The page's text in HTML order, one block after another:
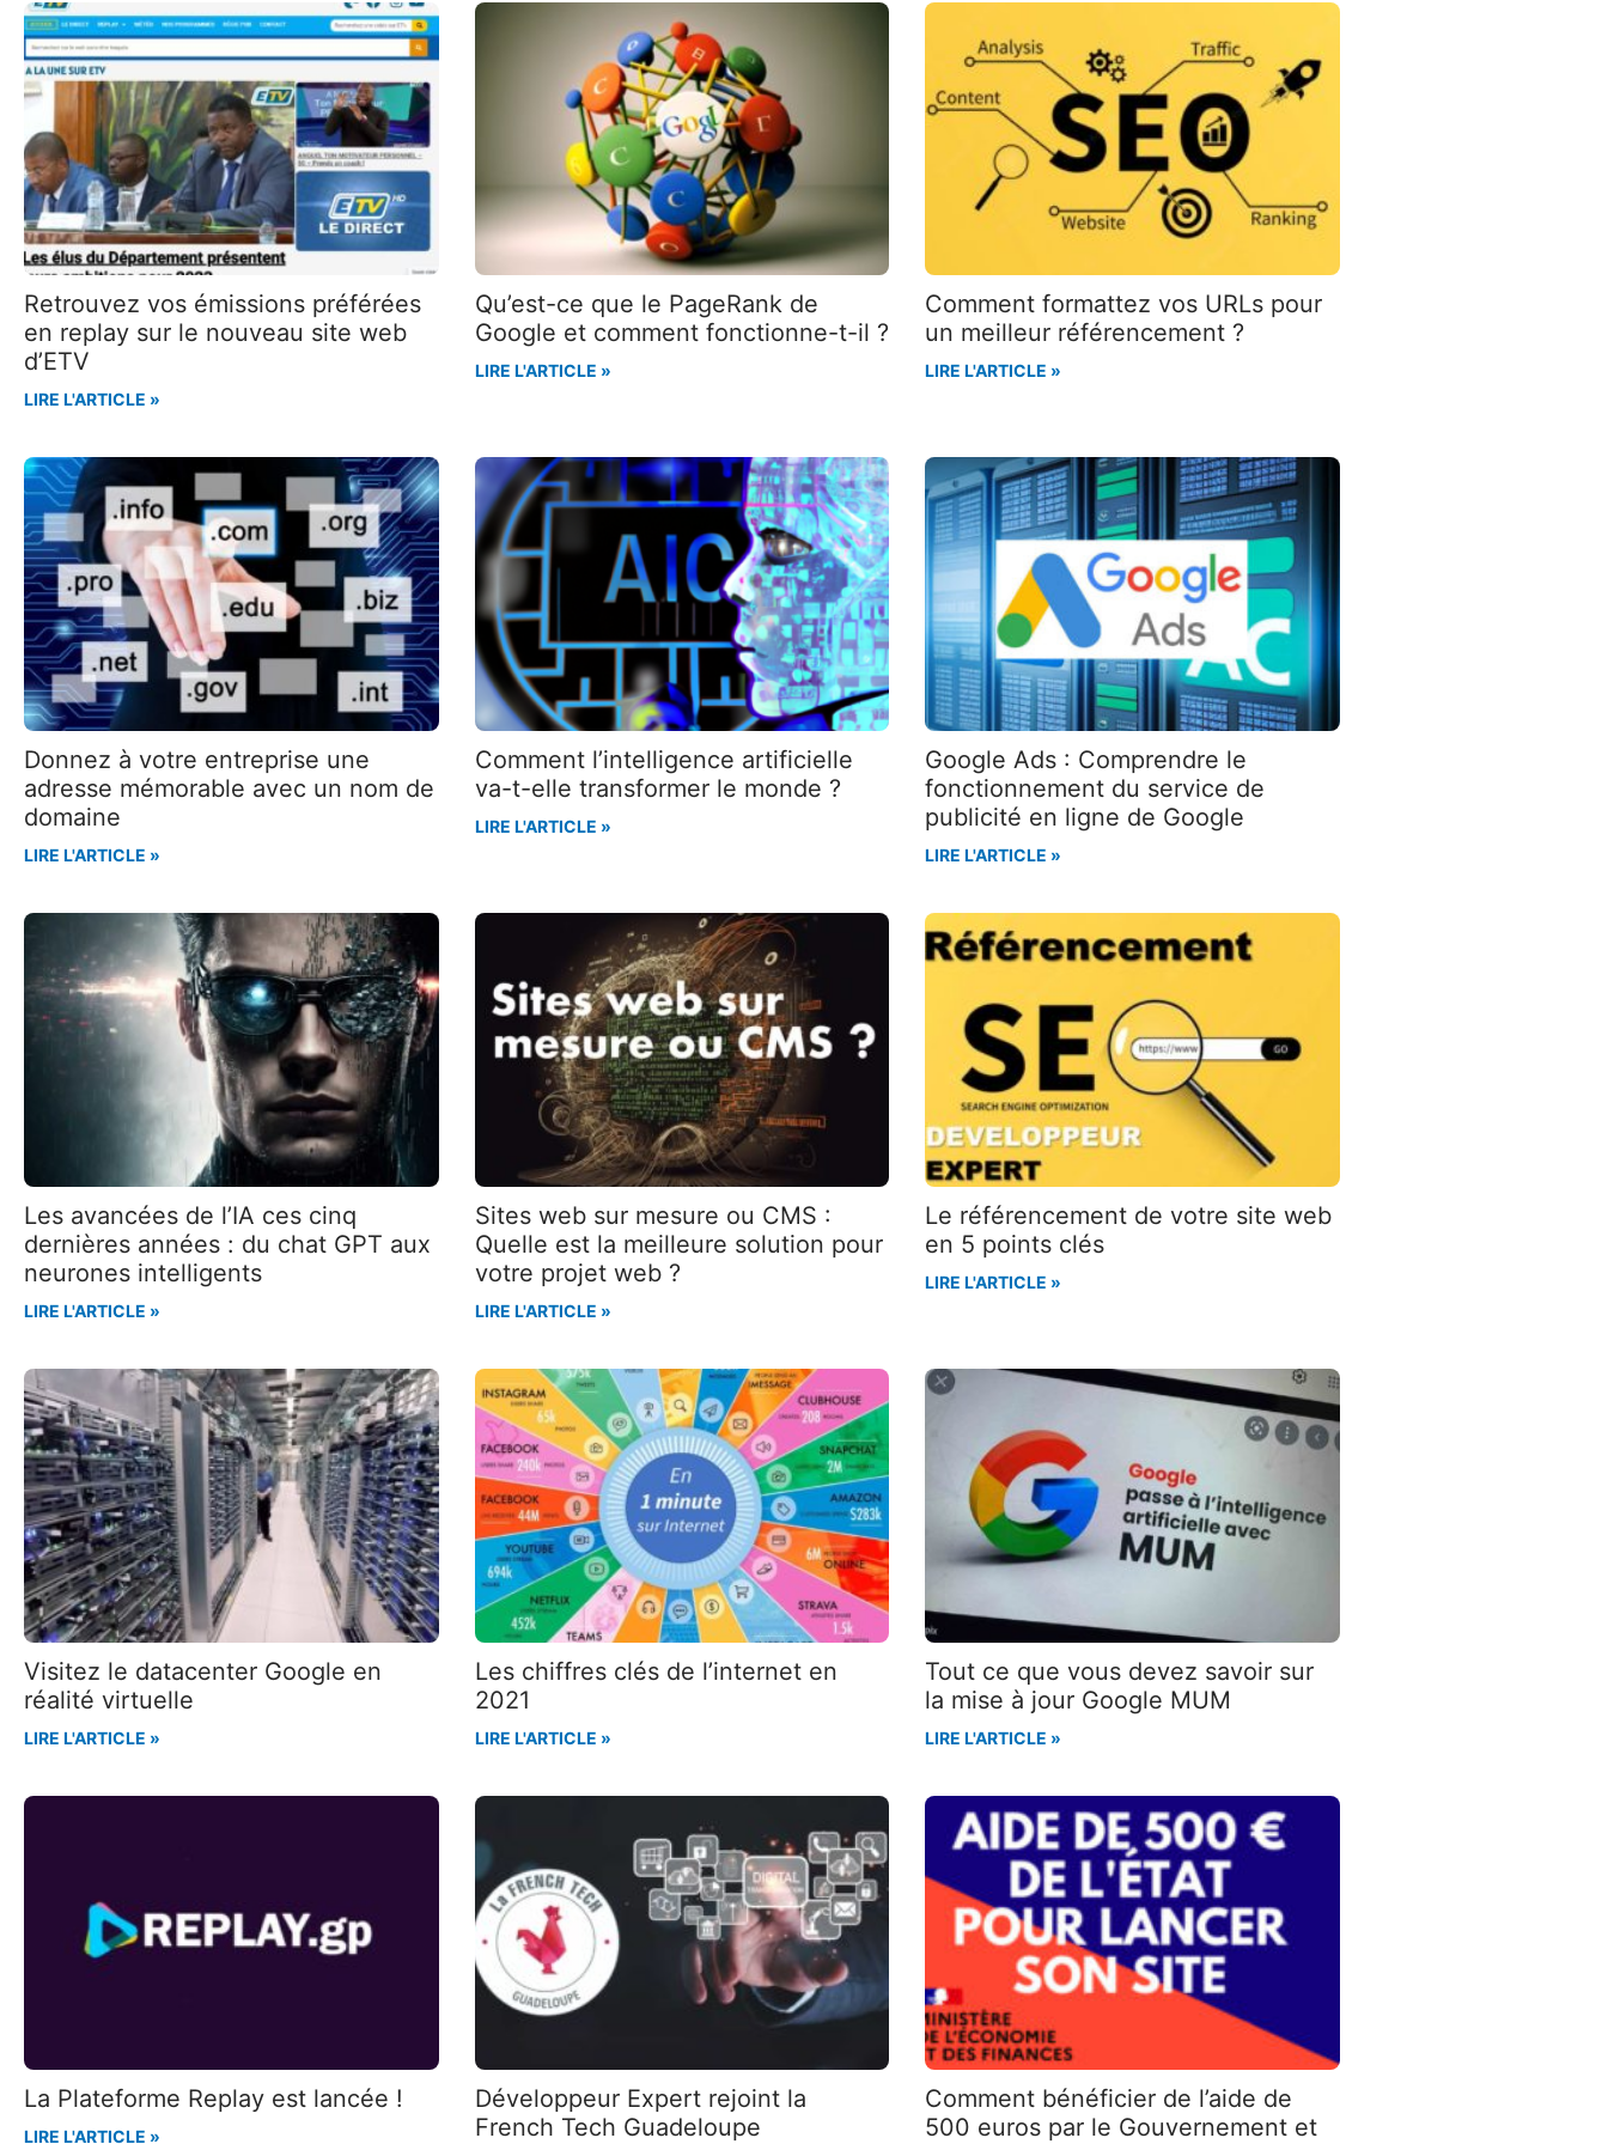
Retrouvez vos émissions préférées
en replay sur le nouveau site web
d’ETV
LIRE L'ARTICLE »
Qu’est-ce que le PageRank de
Google et comment fonctionne-t-il ?
LIRE L'ARTICLE »
Comment formattez vos URLs pour
un meilleur référencement ?
LIRE L'ARTICLE »
Donnez à votre entreprise une
adresse mémorable avec un nom de
domaine
LIRE L'ARTICLE »
Comment l’intelligence artificielle
va-t-elle transformer le monde ?
LIRE L'ARTICLE »
Google Ads : Comprendre le
fonctionnement du service de
publicité en ligne de Google
LIRE L'ARTICLE »
Les avancées de l’IA ces cinq
dernières années : du chat GPT aux
neurones intelligents
LIRE L'ARTICLE »
Sites web sur mesure ou CMS :
Quelle est la meilleure solution pour
votre projet web ?
LIRE L'ARTICLE »
Le référencement de votre site web
en 5 points clés
LIRE L'ARTICLE »
Visitez le datacenter Google en
réalité virtuelle
LIRE L'ARTICLE »
Les chiffres clés de l’internet en
2021
LIRE L'ARTICLE »
Tout ce que vous devez savoir sur
la mise à jour Google MUM
LIRE L'ARTICLE »
La Plateforme Replay est lancée !
LIRE L'ARTICLE »
Développeur Expert rejoint la
French Tech Guadeloupe
Comment bénéficier de l’aide de
500 euros par le Gouvernement et
Page